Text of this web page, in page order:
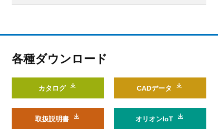
各種ダウンロード
カタログ CADデータ
取扱説明書 オリオンIoT